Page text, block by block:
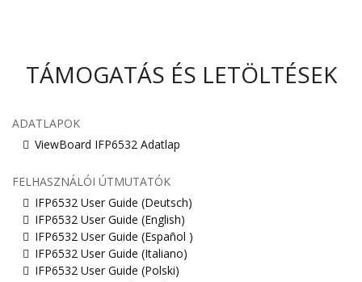
TÁMOGATÁS ÉS LETÖLTÉSEK
ADATLAPOK
ViewBoard IFP6532 Adatlap
FELHASZNÁLÓI ÚTMUTATÓK
IFP6532 User Guide (Deutsch)
IFP6532 User Guide (English)
IFP6532 User Guide (Español )
IFP6532 User Guide (Italiano)
IFP6532 User Guide (Polski)